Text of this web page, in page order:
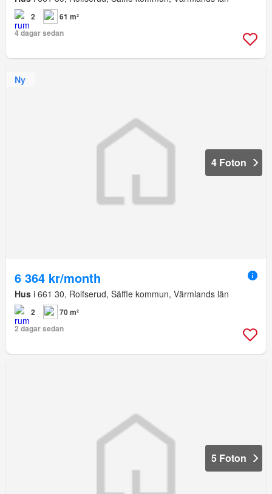
2
61 m²
4 dagar sedan
Ny
4 Foton
6 364 kr/month
Hus i 661 30, Rolfserud, Säffle kommun, Värmlands län
2
70 m²
2 dagar sedan
5 Foton